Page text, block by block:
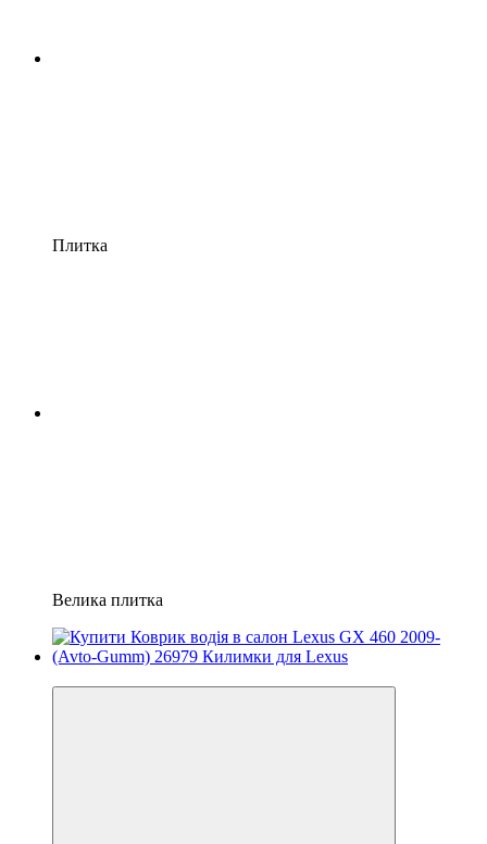
Плитка
Велика плитка